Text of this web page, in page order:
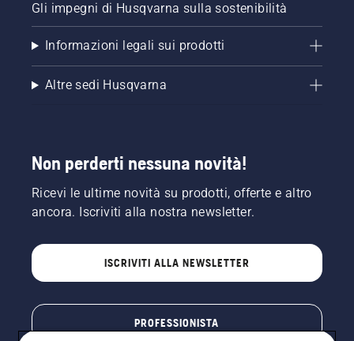
Gli impegni di Husqvarna sulla sostenibilità
Informazioni legali sui prodotti
Altre sedi Husqvarna
Non perderti nessuna novità!
Ricevi le ultime novità su prodotti, offerte e altro
ancora. Iscriviti alla nostra newsletter.
ISCRIVITI ALLA NEWSLETTER
PROFESSIONISTA